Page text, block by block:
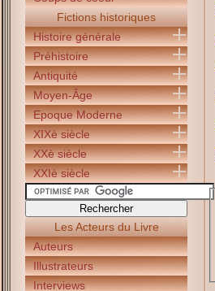
Fictions historiques
Histoire générale
Préhistoire
Antiquité
Moyen-Âge
Epoque Moderne
XIXè siècle
XXè siècle
XXIè siècle
Les Acteurs du Livre
Auteurs
Illustrateurs
Interviews